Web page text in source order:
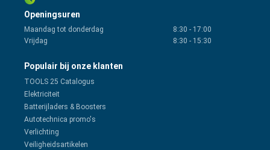
Openingsuren
Maandag tot donderdag 8:30 - 17:00
Vrijdag
8:30 - 15:30
Populair bij onze klanten
TOOLS 25 Catalogus
Elektriciteit
Batterijladers & Boosters
Autotechnica promo's
Verlichting
Veiligheidsartikelen